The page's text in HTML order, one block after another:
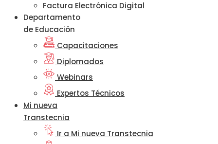
Factura Electrónica Digital
Departamento
de Educación
Capacitaciones
Diplomados
Webinars
Expertos Técnicos
Mi nueva
Transtecnia
Ir a Mi nueva Transtecnia